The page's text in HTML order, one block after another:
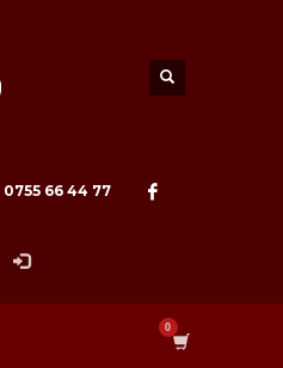
0755 66 44 77